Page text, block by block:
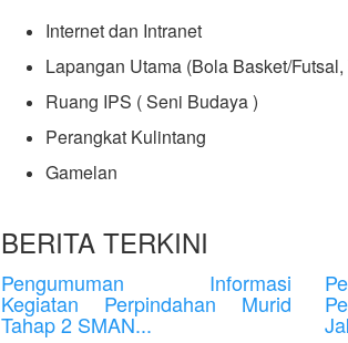
Internet dan Intranet
Lapangan Utama (Bola Basket/
Ruang IPS ( Seni Budaya )
Perangkat Kulintang
Gamelan
BERITA TERKINI
Pengumuman Informasi
Kegiatan Perpindahan Murid
Tahap 2 SMAN...